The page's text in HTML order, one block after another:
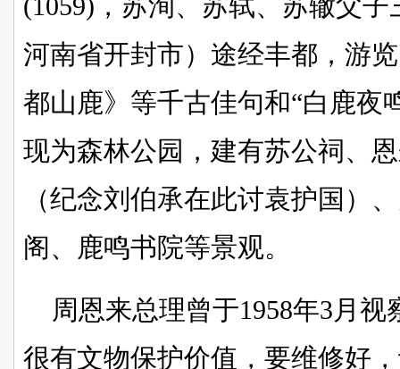
(1059)，苏洵、苏轼、苏辙父
河南省开封市）途经丰都，游
都山鹿》等千古佳句和“白鹿夜
现为森林公园，建有苏公祠、
（纪念刘伯承在此讨袁护国）
阁、鹿鸣书院等景观。
周恩来总理曾于1958年3月
很有文物保护价值，要维修好